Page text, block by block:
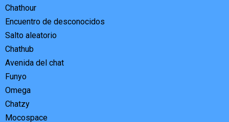
Chathour
Encuentro de desconocidos
Salto aleatorio
Chathub
Avenida del chat
Funyo
Omega
Chatzy
Mocospace